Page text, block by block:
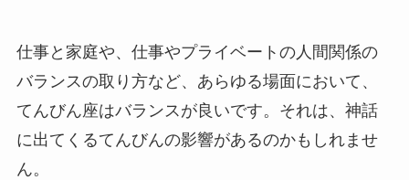
仕事と家庭や、仕事やプライベートの人間関係の
バランスの取り方など、あらゆる場面において、
てんびん座はバランスが良いです。それは、神話
に出てくるてんびんの影響があるのかもしれませ
ん。